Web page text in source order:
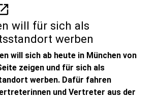
will für sich als
werben
will sich ab heute in München von
zeigen und für sich als
werben. Dafür fahren
und Vertreter aus der